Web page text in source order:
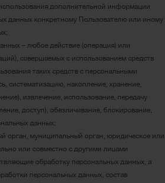
дополнительной информации
данных конкретному Пользователю или иному
– любое действие (операция) или
совершаемых с использованием средств
таких средств с персональными
систематизацию, накопление, хранение,
извлечение, использование, передачу
доступ), обезличивание, блокирование,
данных;
орган, муниципальный орган, юридическое или
или совместно с другими лицами
обработку персональных данных, а
персональных данных, состав